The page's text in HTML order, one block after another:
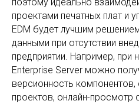
проектами печатных плат и
EDM будет лучшим
данными при отсутствии
предприятии. Например, при
Enterprise Server можно
версионность
проектов, онлайн-просмотр